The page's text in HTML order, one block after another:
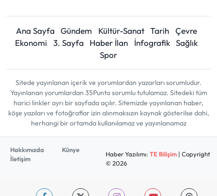
Ana Sayfa Gündem Kültür-Sanat Tarih
Çevre
Ekonomi
3. Sayfa Haber İlan İnfografik Sağlık
Spor
Sitede yayınlanan içerik ve yorumlardan yazarları sorumludur.
Yayınlanan yorumlardan 35Punto sorumlu tutulamaz. Sitedeki tüm
harici linkler ayrı bir sayfada açılır. Sitemizde yayınlanan haber,
köşe yazıları ve fotoğraflar izin alınmaksızın kaynak gösterilse dahi,
herhangi bir ortamda kullanılamaz ve yayınlanamaz
Hakkımızda
Künye
İletişim
Haber Yazılımı: TE Bilişim| Copyright
© 2026